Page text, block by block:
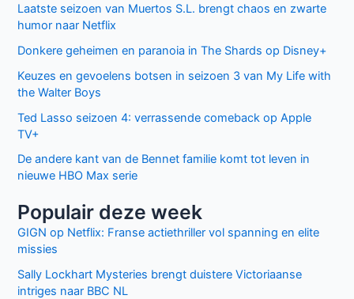
Laatste seizoen van Muertos S.L. brengt chaos en zwarte
humor naar Netflix
Donkere geheimen en paranoia in The Shards op Disney+
Keuzes en gevoelens botsen in seizoen 3 van My Life with
the Walter Boys
Ted Lasso seizoen 4: verrassende comeback op Apple
TV+
De andere kant van de Bennet familie komt tot leven in
nieuwe HBO Max serie
Populair deze week
GIGN op Netflix: Franse actiethriller vol spanning en elite
missies
Sally Lockhart Mysteries brengt duistere Victoriaanse
intriges naar BBC NL